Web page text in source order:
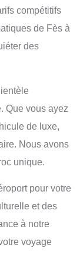
compétitifs
de Fès à
des
Que vous ayez
de luxe,
Nous avons
unique.
pour votre
et des
à notre
voyage